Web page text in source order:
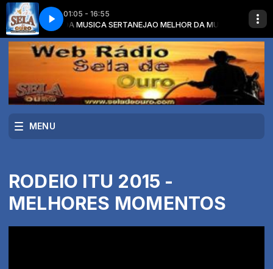
01:05 - 16:55
O MELHOR DA MUSICA SERTANEJAO MELHOR DA MUSICA
MAYCK E LYAN - CANOEIRO
MENU
RODEIO ITU 2015 -
MELHORES MOMENTOS